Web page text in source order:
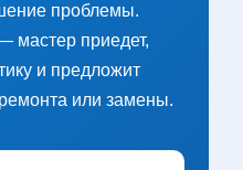
проблемы.
мастер приедет,
и предложит
или замены.